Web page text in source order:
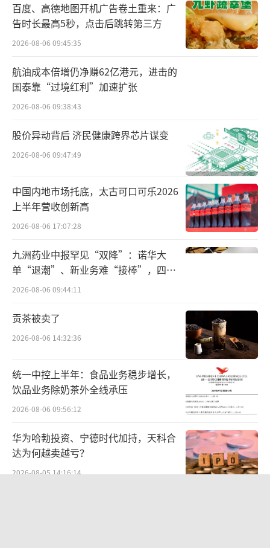
奢侈品集团业绩承压
题，或许没那么难，毕竟一年多来“奢侈品卖
不动”词条多次登上微博热搜。从数据来看，
包括LV母公司LVMH集团在内的多个奢侈品集团
正面临业绩增长难题。
根据财报数据，2025年上半年，LVMH集
团营业收入下降4%至398.1亿欧元，营业利润
下降15%至90.1亿欧元；净利润下降22%至56.
9亿欧元。2024年，LVMH集团收入为846.83亿
元，同比下滑14%；净利润125.5亿欧元，同比
下降17%。
再看开云集团，2025年上半年集团营业收
入为75.87亿欧元，同比下降16%；营业利润9.
69亿欧元，同比下降38.7%；净利润4.74亿欧
元，同比下降46%。2024年，开云集团全年营
收171.94亿欧元，同比下降12%；净利润为11.
33亿欧元，同比下滑62%。香奈儿2024年销售
额同比下滑5.3%至187亿美元，净利润下跌28.
2%至34亿美元。
集体业绩承压，布局美妆业务，寻找新增
百度、高德地图开机广告卷土重来：广
告时长最高5秒，点击后跳转第三方
2026-08-06 09:45:35
航油成本倍增仍净赚62亿港元，进击的
国泰靠“过境红利”加速扩张
2026-08-06 09:38:43
股价异动背后 济民健康跨界芯片谋变
2026-08-06 09:47:49
中国内地市场托底，太古可口可乐2026
上半年营收创新高
2026-08-06 17:07:28
九洲药业中报罕见“双降”：诺华大
单“退潮”、新业务难“接棒”，四大
难关待闯
2026-08-06 09:44:11
贡茶被卖了
2026-08-06 14:32:36
统一中控上半年：食品业务稳步增长，
饮品业务除奶茶外全线承压
2026-08-06 09:56:12
华为哈勃投资、宁德时代加持，天科合
达为何越卖越亏？
2026-08-05 14:16:14